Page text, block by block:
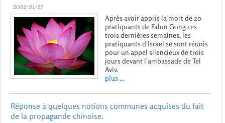
2002-01-27
Après avoir appris la mort de 20
pratiquants de Falun Gong ces
trois dernières semaines, les
pratiquants d'Israel se sont réunis
pour un appel silencieux de trois
jours devant l'ambassade de Tel
Aviv.
plus ...
Réponse à quelques notions communes acquises du fait
de la propagande chinoise.